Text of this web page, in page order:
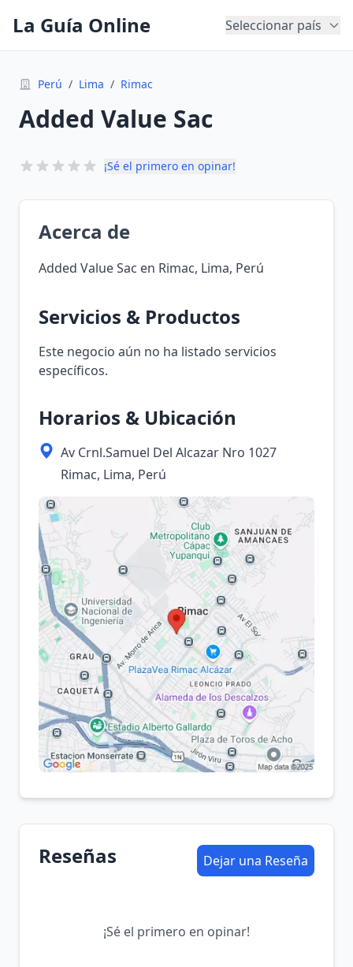
La Guía Online Seleccionar país
Perú / Lima / Rimac
Added Value Sac
¡Sé el primero en opinar!
Acerca de
Added Value Sac en Rimac, Lima, Perú
Servicios & Productos
Este negocio aún no ha listado servicios
específicos.
Horarios & Ubicación
Av Crnl.Samuel Del Alcazar Nro 1027
Rimac, Lima, Perú
Reseñas Dejar una Reseña
¡Sé el primero en opinar!